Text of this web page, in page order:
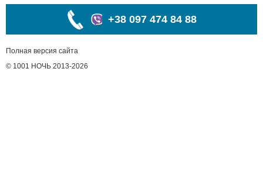
+38 097 474 84 88
Полная версия сайта
© 1001 НОЧЬ 2013-2026